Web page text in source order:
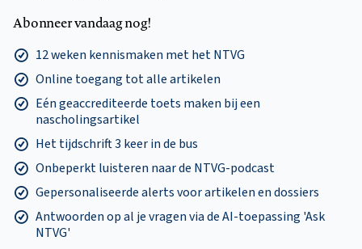
Abonneer vandaag nog!
12 weken kennismaken met het NTVG
Online toegang tot alle artikelen
Eén geaccrediteerde toets maken bij een
nascholingsartikel
Het tijdschrift 3 keer in de bus
Onbeperkt luisteren naar de NTVG-podcast
Gepersonaliseerde alerts voor artikelen en dossiers
Antwoorden op al je vragen via de AI-toepassing 'Ask
NTVG'